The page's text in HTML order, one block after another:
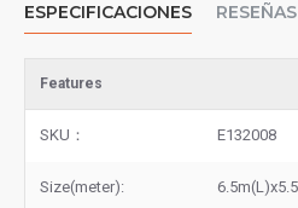
ESPECIFICACIONES RESEÑAS
Features
SKU： E132008
Size(meter):